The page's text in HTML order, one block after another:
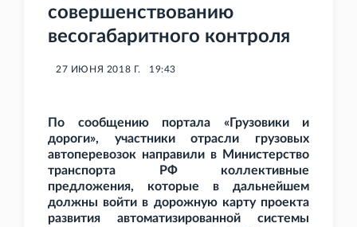
совершенствованию
весогабаритного контроля
27 ИЮНЯ 2018 Г. 19:43
По сообщению портала «Грузовики и
дороги», участники отрасли грузовых
автоперевозок направили в Министерство
транспорта РФ коллективные
предложения, которые в дальнейшем
должны войти в дорожную карту проекта
развития автоматизированной системы